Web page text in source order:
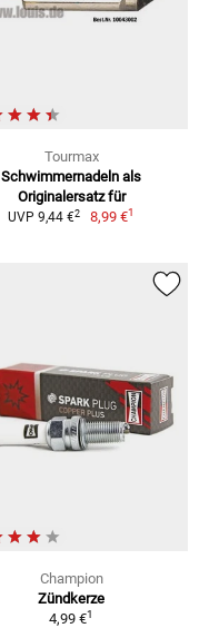
Tourmax
Schwimmernadeln als
Originalersatz für
UVP 9,44 €2 8,99 €1
Champion
Zündkerze
4,99 €1